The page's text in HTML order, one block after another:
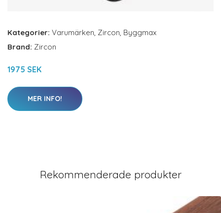
Kategorier: Varumärken, Zircon, Byggmax
Brand: Zircon
1975 SEK
MER INFO!
Rekommenderade produkter